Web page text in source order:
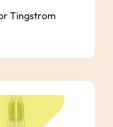
Tingstrom